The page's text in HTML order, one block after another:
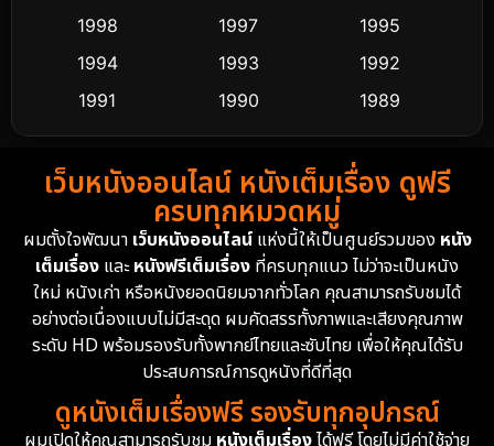
Dance เต้น
Detective สืบสวน
Detective สืบสวน
Disney+ 4
Documentary สารคดี 94
Drama ดราม่า
Dystopian 16
1998
1997
1995
1994
1993
1992
1991
1990
1989
1988
1986
1985
1983
1982
1981
1974
1962
เว็บหนังออนไลน์ หนังเต็มเรื่อง ดูฟรี
ครบทุกหมวดหมู่
ผมตั้งใจพัฒนา เว็บหนังออนไลน์แห่งนี้ให้เป็นศูนย์รวมของ หนัง
เต็มเรื่อง และหนังฟรีเต็มเรื่อง ที่ครบทุกแนว ไม่ว่าจะเป็นหนัง
ใหม่ หนังเก่า หรือหนังยอดนิยมจากทั่วโลก คุณสามารถรับชมได้
อย่างต่อเนื่องแบบไม่มีสะดุด ผมคัดสรรทั้งภาพและเสียงคุณภาพ
ระดับ HD พร้อมรองรับทั้งพากย์ไทยและซับไทย เพื่อให้คุณได้รับ
ประสบการณ์การดูหนังที่ดีที่สุด
ดูหนังเต็มเรื่องฟรี รองรับทุกอุปกรณ์
ผมเปิดให้คุณสามารถรับชม หนังเต็มเรื่องได้ฟรี โดยไม่มีค่าใช้จ่าย